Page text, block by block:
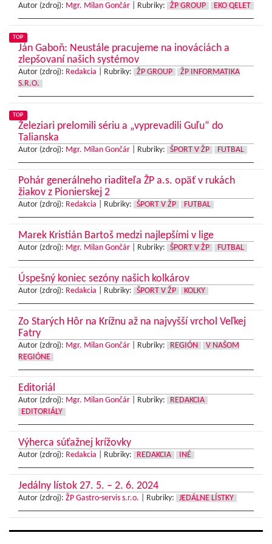
Autor (zdroj): Mgr. Milan Gončár Rubriky: ŽP GROUP EKO QELET
TOP
Ján Gaboň: Neustále pracujeme na inováciách a
zlepšovaní našich systémov
Autor (zdroj): Redakcia Rubriky: ŽP GROUP
ŽP INFORMATIKA
S.R.O.
TOP
Železiari prelomili sériu a „vyprevadili Guľu“ do
Talianska
Autor (zdroj): Mgr. Milan Gončár Rubriky: ŠPORT V ŽP FUTBAL
Pohár generálneho riaditeľa ŽP a.s. opäť v rukách
žiakov z Pionierskej 2
Autor (zdroj): Redakcia Rubriky: ŠPORT V ŽP FUTBAL
Marek Kristián Bartoš medzi najlepšími v lige
Autor (zdroj): Mgr. Milan Gončár Rubriky: ŠPORT V ŽP FUTBAL
Úspešný koniec sezóny našich kolkárov
Autor (zdroj): Redakcia Rubriky: ŠPORT V ŽP KOLKY
Zo Starých Hôr na Krížnu až na najvyšší vrchol Veľkej
Fatry
Autor (zdroj): Mgr. Milan Gončár Rubriky: REGIÓN
V NAŠOM
REGIÓNE
Editoriál
Autor (zdroj): Mgr. Milan Gončár Rubriky:
REDAKCIA
EDITORIÁLY
Výherca súťažnej krížovky
Autor (zdroj): Redakcia Rubriky: REDAKCIA INÉ
Jedálny lístok 27. 5. – 2. 6. 2024
Autor (zdroj): ŽP Gastro-servis s.r.o. Rubriky: JEDÁLNE LÍSTKY